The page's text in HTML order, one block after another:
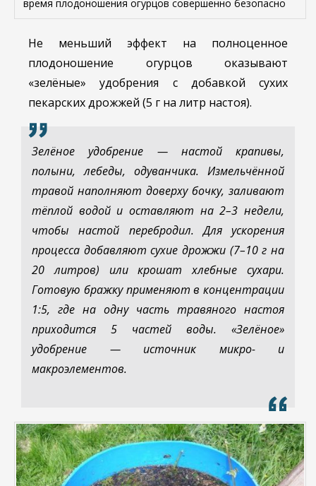
время плодоношения огурцов совершенно безопасно
Не меньший эффект на полноценное
плодоношение огурцов оказывают
«зелёные» удобрения с добавкой сухих
пекарских дрожжей (5 г на литр настоя).
Зелёное удобрение — настой крапивы,
полыни, лебеды, одуванчика. Измельчённой
травой наполняют доверху бочку, заливают
тёплой водой и оставляют на 2–3 недели,
чтобы настой перебродил. Для ускорения
процесса добавляют сухие дрожжи (7–10 г на
20 литров) или крошат хлебные сухари.
Готовую бражку применяют в концентрации
1:5, где на одну часть травяного настоя
приходится 5 частей воды. «Зелёное»
удобрение — источник микро- и
макроэлементов.